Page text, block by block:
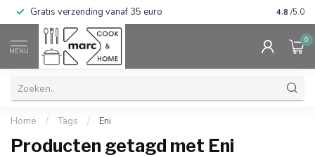
Gratis verzending vanaf 35 euro 4.8 /5.0
MENU
0
Home / Tags / Eni
Producten getagd met Eni